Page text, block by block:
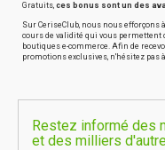
Gratuits, ces bonus sont un des
Sur CeriseClub, nous nous
cours de validité qui vous permettent
boutiques e-commerce. Afin de
promotions exclusives, n'hésitez pas
Restez informé des
et des milliers